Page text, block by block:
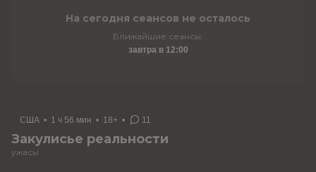
На сегодня сеансов не осталось
Ближайшие сеансы:
завтра в 12:00
США • 1 ч 56 мин • 18+ • 11
Закулисье реальности
ужасы